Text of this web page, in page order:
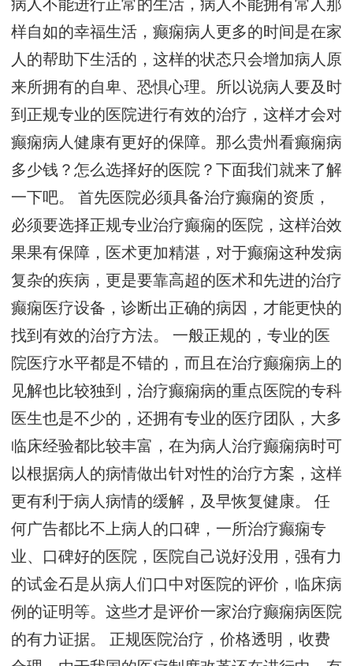
病人不能进行正常的生活，病人不能拥有常人那
样自如的幸福生活，癫痫病人更多的时间是在家
人的帮助下生活的，这样的状态只会增加病人原
来所拥有的自卑、恐惧心理。所以说病人要及时
到正规专业的医院进行有效的治疗，这样才会对
癫痫病人健康有更好的保障。那么贵州看癫痫病
多少钱？怎么选择好的医院？下面我们就来了解
一下吧。 首先医院必须具备治疗癫痫的资质，
必须要选择正规专业治疗癫痫的医院，这样治效
果果有保障，医术更加精湛，对于癫痫这种发病
复杂的疾病，更是要靠高超的医术和先进的治疗
癫痫医疗设备，诊断出正确的病因，才能更快的
找到有效的治疗方法。 一般正规的，专业的医
院医疗水平都是不错的，而且在治疗癫痫病上的
见解也比较独到，治疗癫痫病的重点医院的专科
医生也是不少的，还拥有专业的医疗团队，大多
临床经验都比较丰富，在为病人治疗癫痫病时可
以根据病人的病情做出针对性的治疗方案，这样
更有利于病人病情的缓解，及早恢复健康。 任
何广告都比不上病人的口碑，一所治疗癫痫专
业、口碑好的医院，医院自己说好没用，强有力
的试金石是从病人们口中对医院的评价，临床病
例的证明等。这些才是评价一家治疗癫痫病医院
的有力证据。 正规医院治疗，价格透明，收费